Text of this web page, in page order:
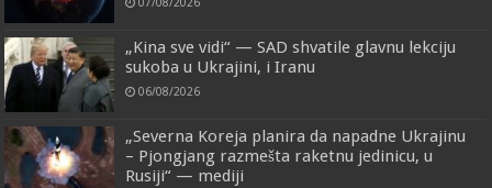
„Kina sve vidi“ — SAD shvatile glavnu lekciju
sukoba u Ukrajini, i Iranu
06/08/2026
„Severna Koreja planira da napadne Ukrajinu
– Pjongjang razmešta raketnu jedinicu, u
Rusiji“ — mediji